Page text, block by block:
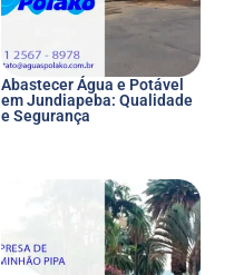
Abastecer Água e Potável
em Jundiapeba: Qualidade
e Segurança